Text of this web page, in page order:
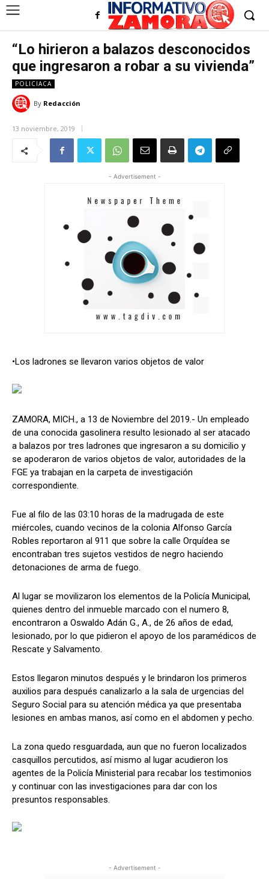
“Lo hirieron a balazos desconocidos
que ingresaron a robar a su vivienda”
POLICIACA
By Redacción
13 noviembre, 2019
- Advertisement -
•Los ladrones se llevaron varios objetos de valor
ZAMORA, MICH., a 13 de Noviembre del 2019.- Un empleado
de una conocida gasolinera resulto lesionado al ser atacado
a balazos por tres ladrones que ingresaron a su domicilio y
se apoderaron de varios objetos de valor, autoridades de la
FGE ya trabajan en la carpeta de investigación
correspondiente.
Fue al filo de las 03:10 horas de la madrugada de este
miércoles, cuando vecinos de la colonia Alfonso García
Robles reportaron al 911 que sobre la calle Orquídea se
encontraban tres sujetos vestidos de negro haciendo
detonaciones de arma de fuego.
Al lugar se movilizaron los elementos de la Policía Municipal,
quienes dentro del inmueble marcado con el numero 8,
encontraron a Oswaldo Adán G., A., de 26 años de edad,
lesionado, por lo que pidieron el apoyo de los paramédicos de
Rescate y Salvamento.
Estos llegaron minutos después y le brindaron los primeros
auxilios para después canalizarlo a la sala de urgencias del
Seguro Social para su atención médica ya que presentaba
lesiones en ambas manos, así como en el abdomen y pecho.
La zona quedo resguardada, aun que no fueron localizados
casquillos percutidos, así mismo al lugar acudieron los
agentes de la Policía Ministerial para recabar los testimonios
y continuar con las investigaciones para dar con los
presuntos responsables.
- Advertisement -